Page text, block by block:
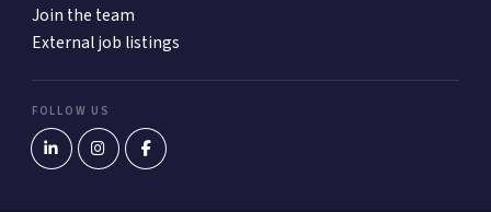
Join the team
External job listings
FOLLOW US